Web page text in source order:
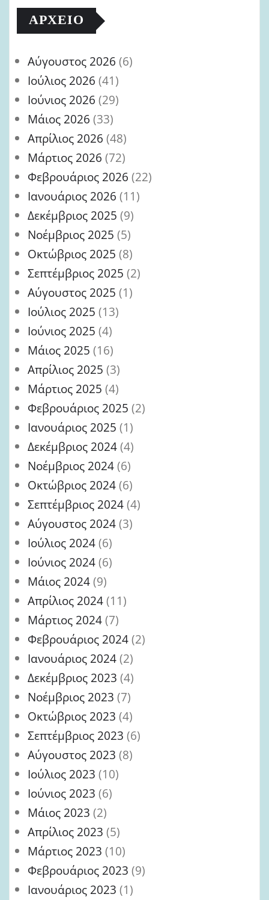
ΑΡΧΕΊΟ
Αύγουστος 2026 (6)
Ιούλιος 2026 (41)
Ιούνιος 2026 (29)
Μάιος 2026 (33)
Απρίλιος 2026 (48)
Μάρτιος 2026 (72)
Φεβρουάριος 2026 (22)
Ιανουάριος 2026 (11)
Δεκέμβριος 2025 (9)
Νοέμβριος 2025 (5)
Οκτώβριος 2025 (8)
Σεπτέμβριος 2025 (2)
Αύγουστος 2025 (1)
Ιούλιος 2025 (13)
Ιούνιος 2025 (4)
Μάιος 2025 (16)
Απρίλιος 2025 (3)
Μάρτιος 2025 (4)
Φεβρουάριος 2025 (2)
Ιανουάριος 2025 (1)
Δεκέμβριος 2024(4)
Νοέμβριος 2024(6)
Οκτώβριος 2024(6)
Σεπτέμβριος 2024(4)
Αύγουστος 2024(3)
Ιούλιος 2024(6)
Ιούνιος 2024(6)
Μάιος 2024(9)
Απρίλιος 2024(11)
Μάρτιος 2024(7)
Φεβρουάριος 2024(2)
Ιανουάριος 2024(2)
Δεκέμβριος 2023 (4)
Νοέμβριος 2023 (7)
Οκτώβριος 2023 (4)
Σεπτέμβριος 2023 (6)
Αύγουστος 2023 (8)
Ιούλιος 2023 (10)
Ιούνιος 2023 (6)
Μάιος 2023 (2)
Απρίλιος 2023 (5)
Μάρτιος 2023 (10)
Φεβρουάριος 2023 (9)
Ιανουάριος 2023 (1)